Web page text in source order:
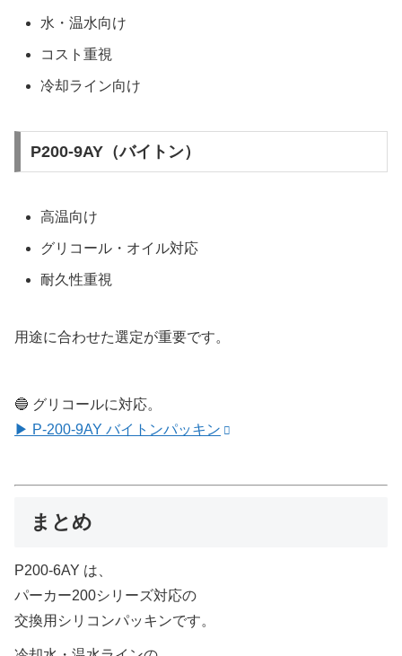
水・温水向け
コスト重視
冷却ライン向け
P200-9AY（バイトン）
高温向け
グリコール・オイル対応
耐久性重視
用途に合わせた選定が重要です。
🔵 グリコールに対応。
▶ P-200-9AY バイトンパッキン
まとめ
P200-6AY は、
パーカー200シリーズ対応の
交換用シリコンパッキンです。